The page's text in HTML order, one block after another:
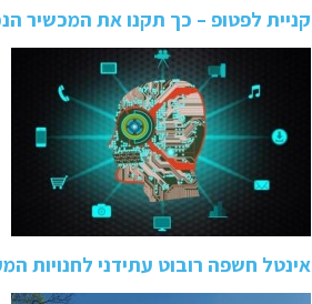
קניית לפטופ – כך תקנו את המכשיר
אינטל חשפה רובוט עתידני לחנויות